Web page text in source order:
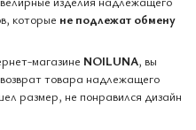
которые не подлежат обмену
магазине NOILUNA, вы
товара надлежащего
размер, не понравился дизайн